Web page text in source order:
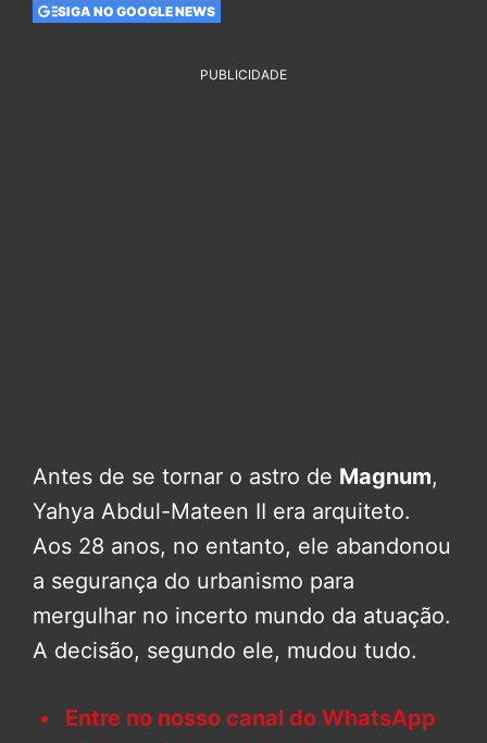
SIGA NO GOOGLE NEWS
PUBLICIDADE
Antes de se tornar o astro de Magnum,
Yahya Abdul-Mateen II era arquiteto.
Aos 28 anos, no entanto, ele abandonou
a segurança do urbanismo para
mergulhar no incerto mundo da atuação.
A decisão, segundo ele, mudou tudo.
Entre no nosso canal do WhatsApp